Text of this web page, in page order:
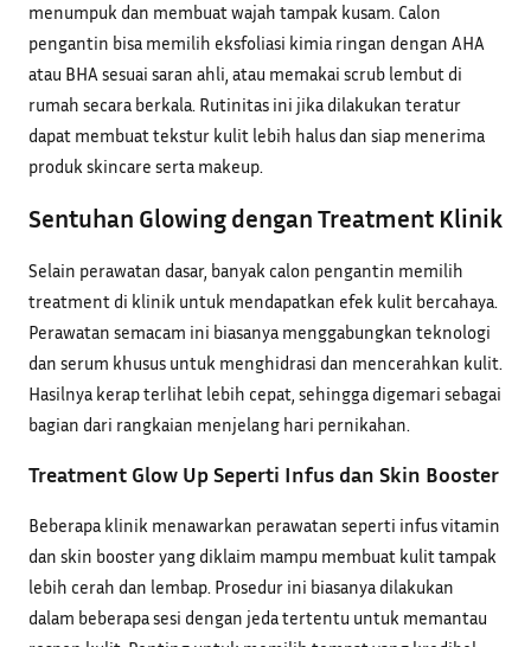
menumpuk dan membuat wajah tampak kusam. Calon
pengantin bisa memilih eksfoliasi kimia ringan dengan AHA
atau BHA sesuai saran ahli, atau memakai scrub lembut di
rumah secara berkala. Rutinitas ini jika dilakukan teratur
dapat membuat tekstur kulit lebih halus dan siap menerima
produk skincare serta makeup.
Sentuhan Glowing dengan Treatment Klinik
Selain perawatan dasar, banyak calon pengantin memilih
treatment di klinik untuk mendapatkan efek kulit bercahaya.
Perawatan semacam ini biasanya menggabungkan teknologi
dan serum khusus untuk menghidrasi dan mencerahkan kulit.
Hasilnya kerap terlihat lebih cepat, sehingga digemari sebagai
bagian dari rangkaian menjelang hari pernikahan.
Treatment Glow Up Seperti Infus dan Skin Booster
Beberapa klinik menawarkan perawatan seperti infus vitamin
dan skin booster yang diklaim mampu membuat kulit tampak
lebih cerah dan lembap. Prosedur ini biasanya dilakukan
dalam beberapa sesi dengan jeda tertentu untuk memantau